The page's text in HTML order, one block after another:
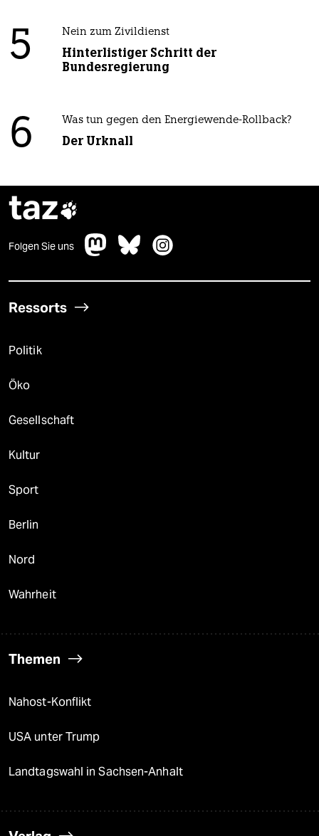
5 Nein zum Zivildienst
Hinterlistiger Schritt der
Bundesregierung
6 Was tun gegen den Energiewende-Rollback?
Der Urknall
taz
Folgen Sie uns
Ressorts
Politik
Öko
Gesellschaft
Kultur
Sport
Berlin
Nord
Wahrheit
Themen
Nahost-Konflikt
USA unter Trump
Landtagswahl in Sachsen-Anhalt